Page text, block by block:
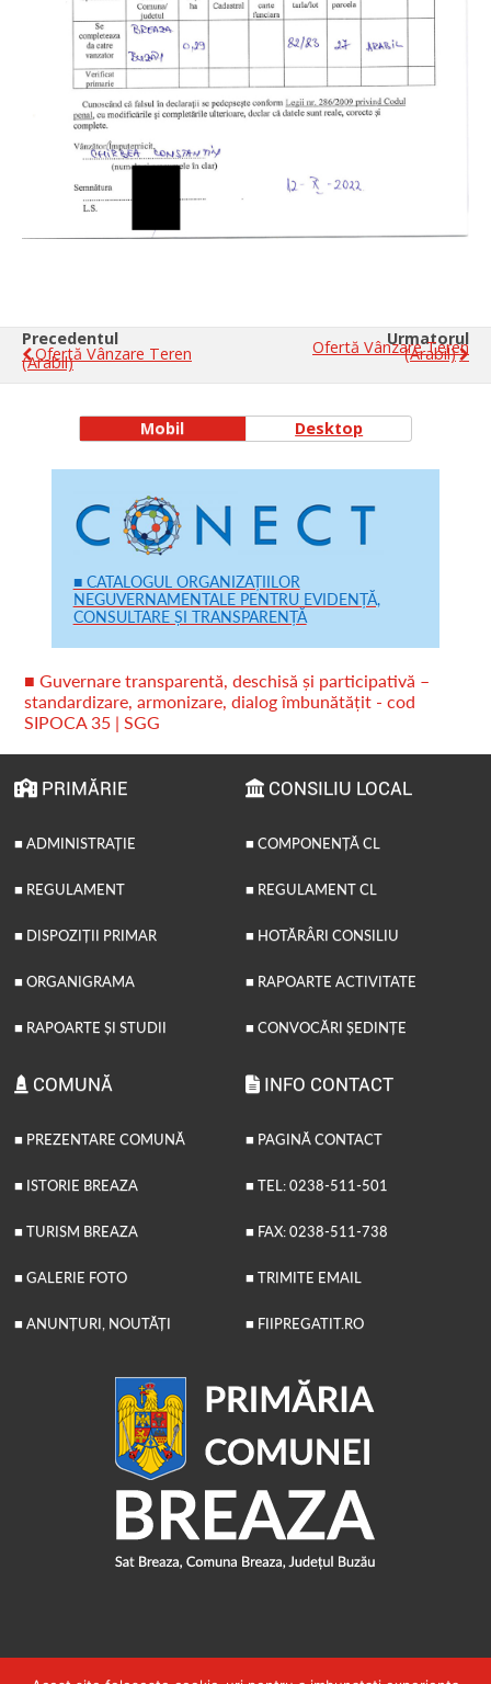
Precedentul
Ofertă Vânzare Teren
(arabil)
Urmatorul
Ofertă Vânzare Teren
(arabil)
Mobil Desktop
■ CATALOGUL ORGANIZAȚIILOR
NEGUVERNAMENTALE PENTRU EVIDENȚĂ,
CONSULTARE ȘI TRANSPARENȚĂ
■ Guvernare transparentă, deschisă și participativă –
standardizare, armonizare, dialog îmbunătățit - cod
SIPOCA 35 | SGG
PRIMĂRIE
■ ADMINISTRAȚIE
■ REGULAMENT
■ DISPOZIȚII PRIMAR
■ ORGANIGRAMA
■ RAPOARTE ȘI STUDII
CONSILIU LOCAL
■ COMPONENȚĂ CL
■ REGULAMENT CL
■ HOTĂRÂRI CONSILIU
■ RAPOARTE ACTIVITATE
■ CONVOCĂRI ȘEDINȚE
COMUNĂ
■ PREZENTARE COMUNĂ
■ ISTORIE BREAZA
■ TURISM BREAZA
■ GALERIE FOTO
■ ANUNȚURI, NOUTĂȚI
INFO CONTACT
■ PAGINĂ CONTACT
■ TEL: 0238-511-501
■ FAX: 0238-511-738
■ TRIMITE EMAIL
■ FIIPREGATIT.RO